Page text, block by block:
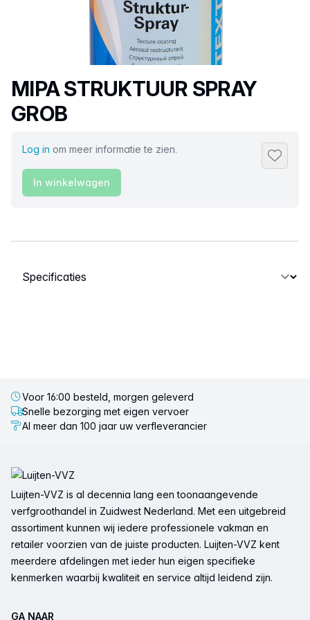
Productnaam
MIPA STRUKTUUR SPRAY
GROB
Log in om meer informatie te zien.
In winkelwagen
Selecteer een tabblad
Voor 16:00 besteld, morgen geleverd
Snelle bezorging met eigen vervoer
Al meer dan 100 jaar uw verfleverancier
Luijten-VVZ is al decennia lang een toonaangevende
verfgroothandel in Zuidwest Nederland. Met een uitgebreid
assortiment kunnen wij iedere professionele vakman en
retailer voorzien van de juiste producten. Luijten-VVZ kent
meerdere afdelingen met ieder hun eigen specifieke
kenmerken waarbij kwaliteit en service altijd leidend zijn.
GA NAAR